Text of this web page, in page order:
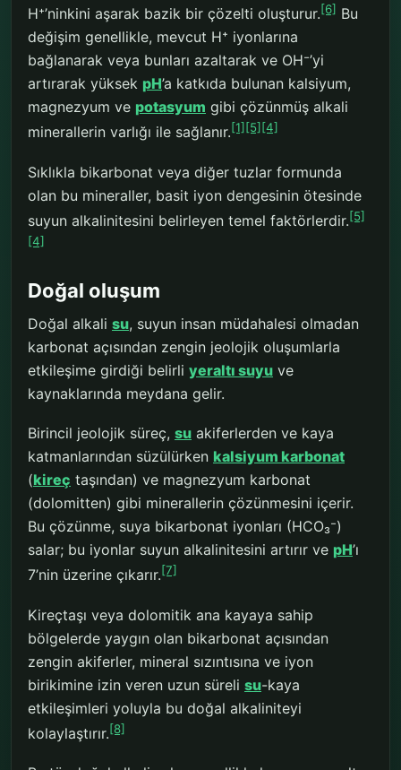
H⁺’ninkini aşarak bazik bir çözelti oluşturur.[6] Bu
değişim genellikle, mevcut H⁺ iyonlarına
bağlanarak veya bunları azaltarak ve OH⁻’yi
artırarak yüksek pH’a katkıda bulunan kalsiyum,
magnezyum ve potasyum gibi çözünmüş alkali
minerallerin varlığı ile sağlanır.[1] [5] [4]
Sıklıkla bikarbonat veya diğer tuzlar formunda
olan bu mineraller, basit iyon dengesinin ötesinde
suyun alkalinitesini belirleyen temel faktörlerdir.[5]
[4]
Doğal oluşum
Doğal alkali su, suyun insan müdahalesi olmadan
karbonat açısından zengin jeolojik oluşumlarla
etkileşime girdiği belirli yeraltı suyu ve
kaynaklarında meydana gelir.
Birincil jeolojik süreç, su akiferlerden ve kaya
katmanlarından süzülürken kalsiyum karbonat
(kireç taşından) ve magnezyum karbonat
(dolomitten) gibi minerallerin çözünmesini içerir.
Bu çözünme, suya bikarbonat iyonları (HCO₃⁻)
salar; bu iyonlar suyun alkalinitesini artırır ve pH’ı
7’nin üzerine çıkarır.[7]
Kireçtaşı veya dolomitik ana kayaya sahip
bölgelerde yaygın olan bikarbonat açısından
zengin akiferler, mineral sızıntısına ve iyon
birikimine izin veren uzun süreli su-kaya
etkileşimleri yoluyla bu doğal alkaliniteyi
kolaylaştırır.[8]